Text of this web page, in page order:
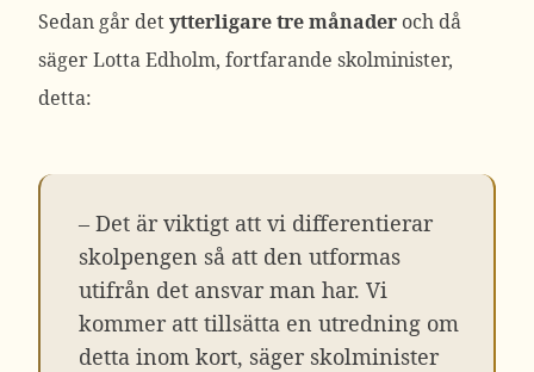
Sedan går detytterligare tre månader och då
säger Lotta Edholm, fortfarande skolminister,
detta:
– Det är viktigt att vi differentierar
skolpengen så att den utformas
utifrån det ansvar man har. Vi
kommer att tillsätta en utredning om
detta inom kort, säger skolminister